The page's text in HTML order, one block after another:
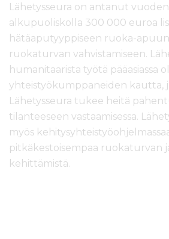
Lähetysseura on antanut
alkupuoliskolla 300 000 euroa
hätäaputyyppiseen ruoka-
ruokaturvan vahvistamiseen.
humanitaarista työtä pääasiassa
yhteistyökumppaneiden kautta,
Lähetysseura tukee heitä
tilanteeseen vastaamisessa.
myös
pitkäkestoisempaa ruokaturvan
kehittämistä.